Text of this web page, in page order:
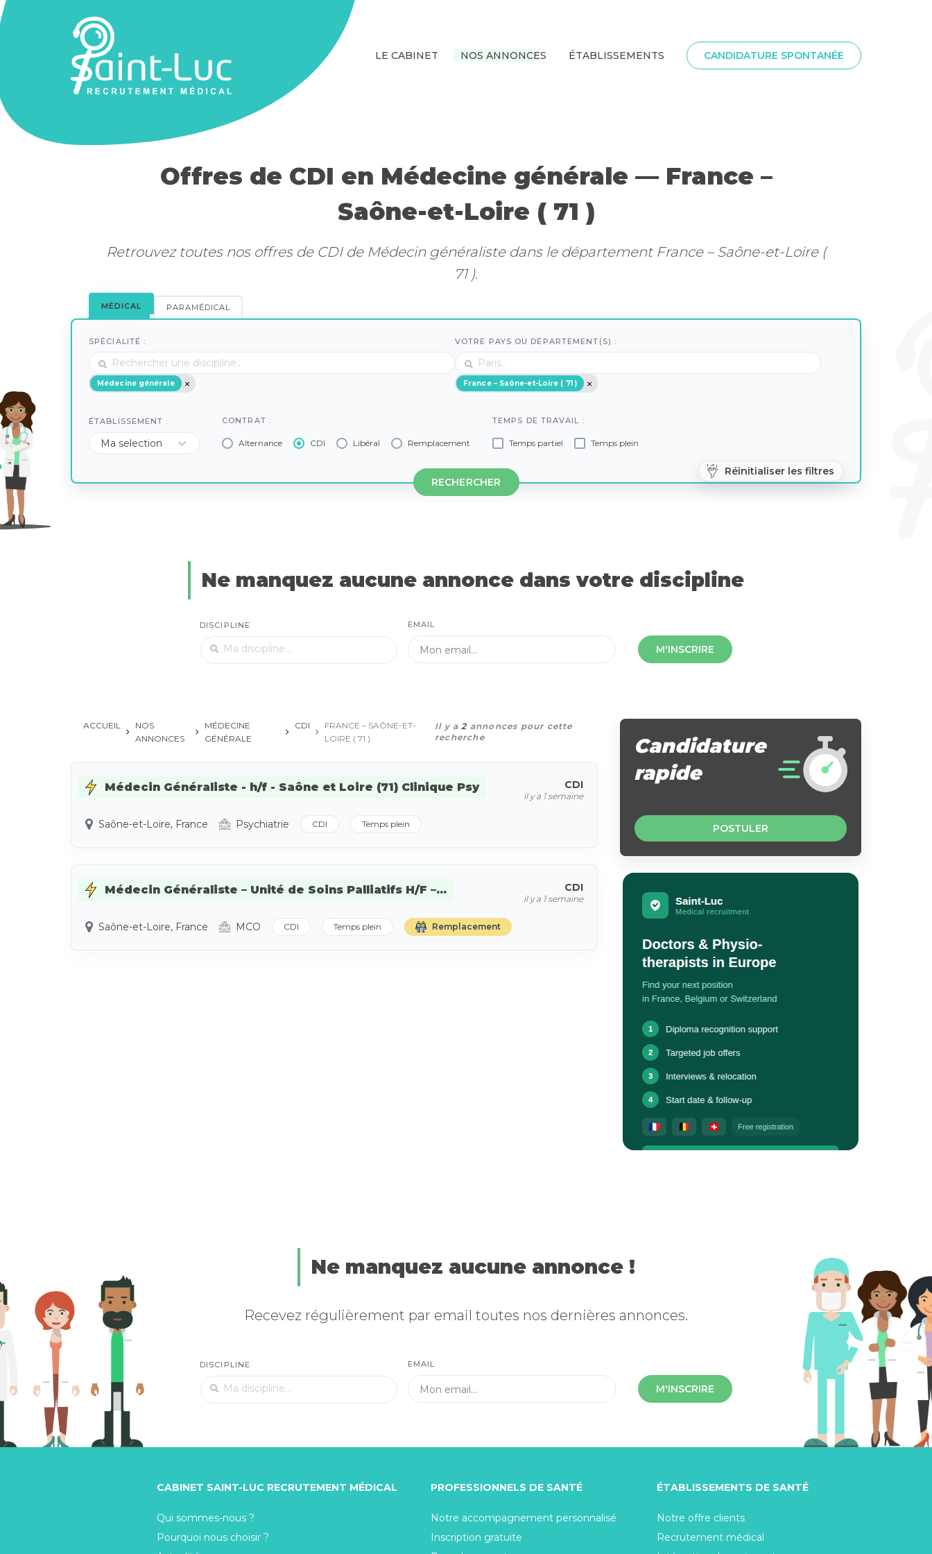
LE CABINET NOS ANNONCES ÉTABLISSEMENTS CANDIDATURE SPONTANÉE
Offres de CDI en Médecine générale — France –
Saône-et-Loire ( 71 )
Retrouvez toutes nos offres de CDI de Médecin généraliste dans le département France – Saône-et-Loire (
71 ).
MÉDICAL PARAMÉDICAL
SPÉCIALITÉ :
Médecine générale
VOTRE PAYS OU DÉPARTEMENT(S) :
France – Saône-et-Loire ( 71 )
Réinitialiser les filtres
ÉTABLISSEMENT : CONTRAT :
Alternance CDI Libéral Remplacement
TEMPS DE TRAVAIL :
Temps partiel Temps plein
RECHERCHER
Ne manquez aucune annonce dans votre discipline
DISCIPLINE EMAIL
M'INSCRIRE
ACCUEIL
NOS
ANNONCES
MÉDECINE
GÉNÉRALE
CDI
FRANCE – SAÔNE-ET-
LOIRE ( 71 )
Il y a2 annonces pour cette
recherche
Médecin Généraliste - h/f - Saône et Loire (71) Clinique Psy CDI
il y a 1 semaine
Saône-et-Loire, France Psychiatrie CDI Temps plein
Médecin Généraliste – Unité de Soins Palliatifs H/F –... CDI
il y a 1 semaine
Saône-et-Loire, France MCO CDI Temps plein Remplacement
Candidature
rapide
POSTULER
Ne manquez aucune annonce !
Recevez régulièrement par email toutes nos dernières annonces.
DISCIPLINE EMAIL
M'INSCRIRE
CABINET SAINT-LUC RECRUTEMENT MÉDICAL
Qui sommes-nous ?
Pourquoi nous choisir ?
PROFESSIONNELS DE SANTÉ
Notre accompagnement personnalisé
Inscription gratuite
ÉTABLISSEMENTS DE SANTÉ
Notre offre clients
Recrutement médical